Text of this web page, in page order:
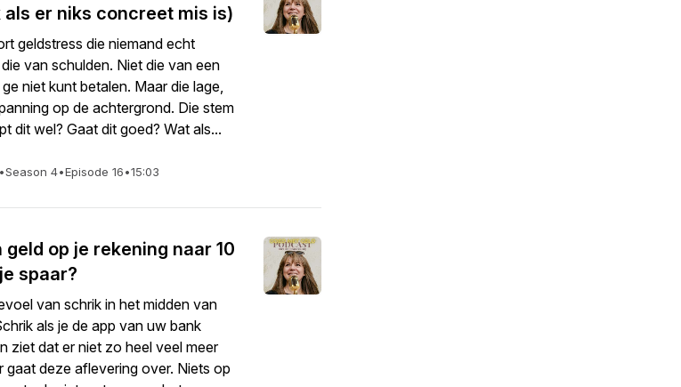
als er niks concreet mis is)
geldstress die niemand echt
van schulden. Niet die van een
niet kunt betalen. Maar die lage,
op de achtergrond. Die stem
dit wel? Gaat dit goed? Wat als...
•Season 4•Episode 16•15:03
geld op je rekening naar 10
spaar?
van schrik in het midden van
als je de app van uw bank
ziet dat er niet zo heel veel meer
gaat deze aflevering over. Niets op